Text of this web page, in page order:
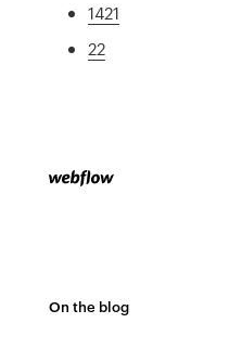
1421
22
On the blog